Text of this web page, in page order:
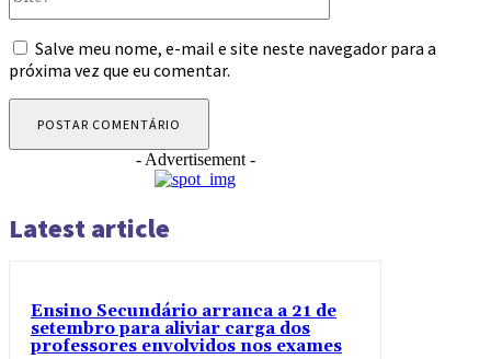
Salve meu nome, e-mail e site neste navegador para a
próxima vez que eu comentar.
- Advertisement -
Latest article
Ensino Secundário arranca a 21 de
setembro para aliviar carga dos
professores envolvidos nos exames